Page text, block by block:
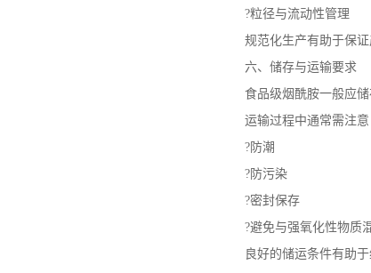
?粒径与流动性管理
规范化生产有助于保
六、储存与运输要求
食品级烟酰胺一般应
运输过程中通常需注意
?防潮
?防污染
?密封保存
?避免与强氧化性物质
良好的储运条件有助于